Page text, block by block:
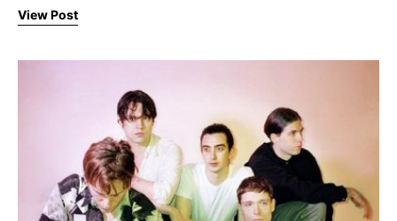
View Post